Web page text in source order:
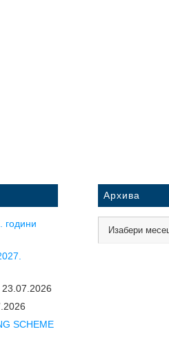
години
23.07.2026
SCHEME
Архива